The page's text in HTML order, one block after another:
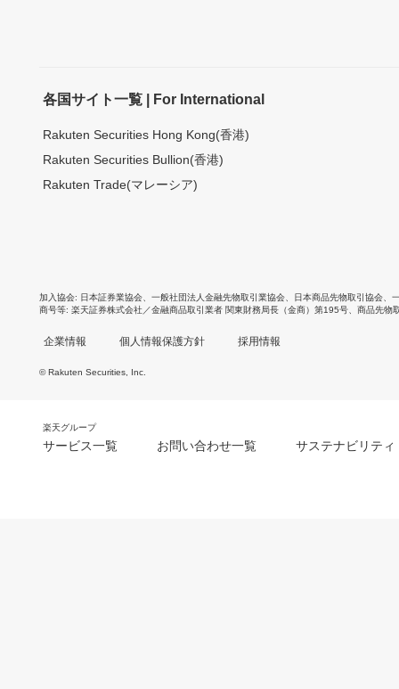
各国サイト一覧 | For International
Rakuten Securities Hong Kong(香港)
Rakuten Securities Bullion(香港)
Rakuten Trade(マレーシア)
加入協会 日本証券業協会 一般社団法人金融先物取引業協会 日本商品先物取引協会
商号等 楽天証券株式会社／金融商品取引業者 関東財務局長（金商）第195号、商品先物
企業情報 個人情報保護方針 採用情報
© Rakuten Securities, Inc.
楽天グループ
サービス一覧 お問い合わせ一覧 サステナビリティ